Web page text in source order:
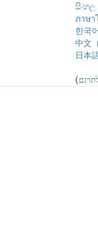
සිංහල
ภาษา
한국
中文
日本
(